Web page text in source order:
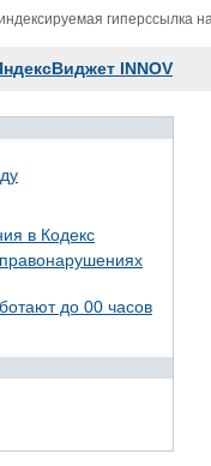
гиперссылка
INNOV
в Кодекс
до 00 часов